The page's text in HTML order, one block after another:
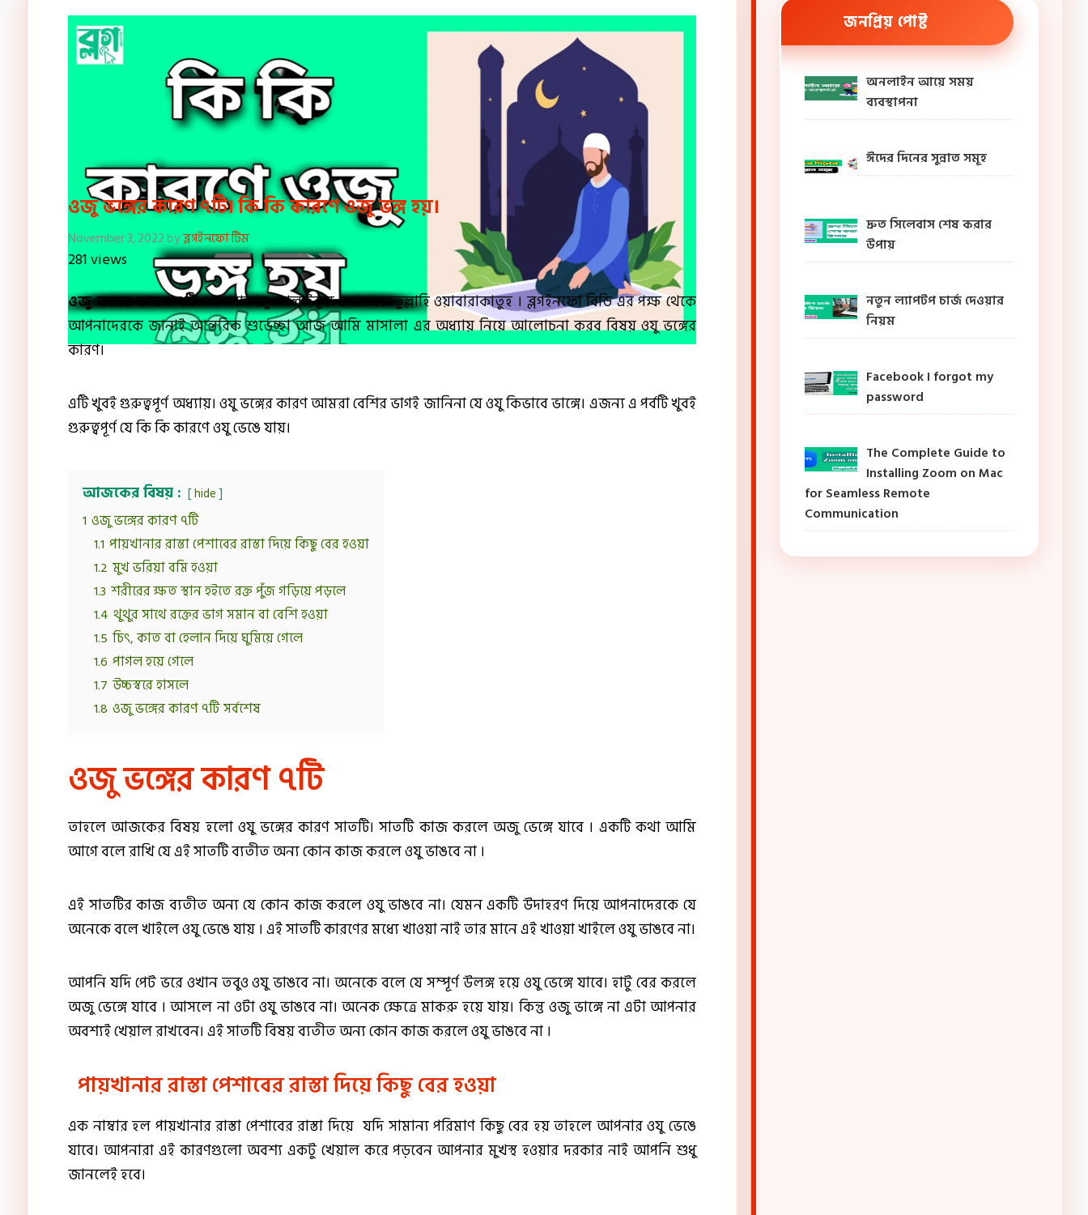
ওজু ভঙ্গের কারণ ৭টি। কি কি কারণে ওজু ভঙ্গ হয়।
November 3, 2022byব্লগইনফো টিম
281 views
ওজু ভঙ্গের কারণ ৭টি: আসসালামু আলাইকুম ওয়ারাহমাতুল্লাহি ওয়াবারাকাতুহ । ব্লগইনফো বিডি এর পক্ষ থেকে
আপনাদেরকে জানাই আন্তরিক শুভেচ্ছা আজ আমি মাসালা এর অধ্যায় নিয়ে আলোচনা করব বিষয় ওযু ভঙ্গের
কারণ।
এটি খুবই গুরুত্বপূর্ণ অধ্যায়। ওযু ভঙ্গের কারণ আমরা বেশির ভাগই জানিনা যে ওযু কিভাবে ভাঙ্গে। এজন্য এ পর্বটি খুবই
গুরুত্বপূর্ণ যে কি কি কারণে ওযু ভেঙে যায়।
আজকের বিষয় : hide
1 ওজু ভঙ্গের কারণ ৭টি
1.1 পায়খানার রাস্তা পেশাবের রাস্তা দিয়ে কিছু বের হওয়া
1.2 মুখ ভরিয়া বমি হওয়া
1.3 শরীরের ক্ষত স্থান হইতে রক্ত পুঁজ গড়িয়ে পড়লে
1.4 থুথুর সাথে রক্তের ভাগ সমান বা বেশি হওয়া
1.5 চিৎ, কাত বা হেলান দিয়ে ঘুমিয়ে গেলে
1.6 পাগল হয়ে গেলে
1.7 উচ্চস্বরে হাসলে
1.8 ওজু ভঙ্গের কারণ ৭টি সর্বশেষ
ওজু ভঙ্গের কারণ ৭টি
তাহলে আজকের বিষয় হলো ওযু ভঙ্গের কারণ সাতটি। সাতটি কাজ করলে অজু ভেঙ্গে যাবে । একটি কথা আমি
আগে বলে রাখি যে এই সাতটি ব্যতীত অন্য কোন কাজ করলে ওযু ভাঙবে না ।
এই সাতটির কাজ ব্যতীত অন্য যে কোন কাজ করলে ওযু ভাঙবে না। যেমন একটি উদাহরণ দিয়ে আপনাদেরকে যে
অনেকে বলে খাইলে ওযু ভেঙে যায় । এই সাতটি কারণের মধ্যে খাওয়া নাই তার মানে এই খাওয়া খাইলে ওযু ভাঙবে না।
আপনি যদি পেট ভরে ওখান তবুও ওযু ভাঙবে না। অনেকে বলে যে সম্পূর্ণ উলঙ্গ হয়ে ওযু ভেঙ্গে যাবে। হাটু বের করলে
অজু ভেঙ্গে যাবে । আসলে না ওটা ওযু ভাঙবে না। অনেক ক্ষেত্রে মাকরু হয়ে যায়। কিন্তু ওজু ভাঙ্গে না এটা আপনার
অবশ্যই খেয়াল রাখবেন। এই সাতটি বিষয় ব্যতীত অন্য কোন কাজ করলে ওযু ভাঙবে না ।
পায়খানার রাস্তা পেশাবের রাস্তা দিয়ে কিছু বের হওয়া
এক নাম্বার হল পায়খানার রাস্তা পেশাবের রাস্তা দিয়ে যদি সামান্য পরিমাণ কিছু বের হয় তাহলে আপনার ওযু ভেঙে
যাবে। আপনারা এই কারণগুলো অবশ্য একটু খেয়াল করে পড়বেন আপনার মুখস্থ হওয়ার দরকার নাই আপনি শুধু
জানলেই হবে।
জনপ্রিয় পোষ্ট
অনলাইন আয়ে সময়
ব্যবস্থাপনা
ঈদের দিনের সুন্নাত সমূহ
দ্রুত সিলেবাস শেষ করার
উপায়
নতুন ল্যাপটপ চার্জ দেওয়ার
নিয়ম
Facebook I forgot my
password
The Complete Guide to
Installing Zoom on Mac
for Seamless Remote
Communication